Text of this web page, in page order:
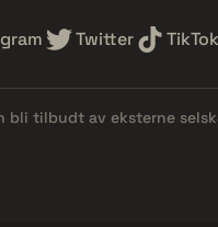
Twitter TikTok
bli tilbudt av eksterne